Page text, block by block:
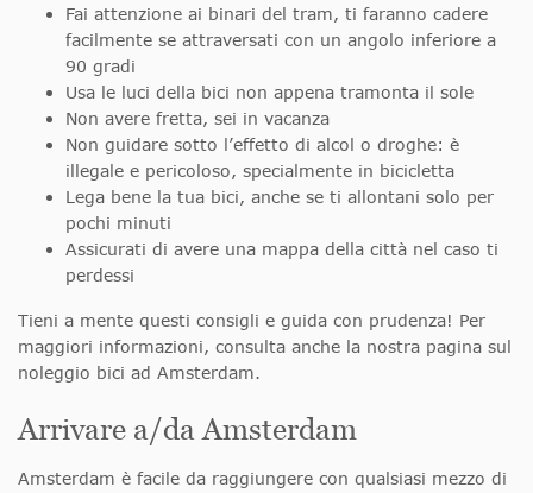
Fai attenzione ai binari del tram, ti faranno cadere
facilmente se attraversati con un angolo inferiore a
90 gradi
Usa le luci della bici non appena tramonta il sole
Non avere fretta, sei in vacanza
Non guidare sotto l’effetto di alcol o droghe: è
illegale e pericoloso, specialmente in bicicletta
Lega bene la tua bici, anche se ti allontani solo per
pochi minuti
Assicurati di avere una mappa della città nel caso ti
perdessi
Tieni a mente questi consigli e guida con prudenza! Per
maggiori informazioni, consulta anche la nostra pagina sul
noleggio bici ad Amsterdam.
Arrivare a/da Amsterdam
Amsterdam è facile da raggiungere con qualsiasi mezzo di